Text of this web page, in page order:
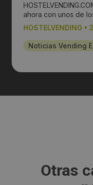
ahora con unos de
HOSTELVENDING •
Noticias Vending
Otras